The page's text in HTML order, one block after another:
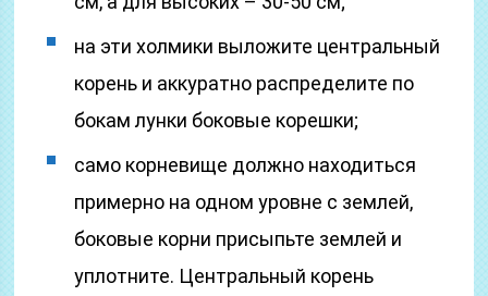
на эти холмики выложите центральный
корень и аккуратно распределите по
бокам лунки боковые корешки;
само корневище должно находиться
примерно на одном уровне с землей,
боковые корни присыпьте землей и
уплотните. Центральный корень